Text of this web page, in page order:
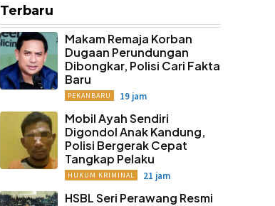
Terbaru
Makam Remaja Korban
Dugaan Perundungan
Dibongkar, Polisi Cari Fakta
Baru
PEKANBARU 19 jam
Mobil Ayah Sendiri
Digondol Anak Kandung,
Polisi Bergerak Cepat
Tangkap Pelaku
HUKUM KRIMINAL 21 jam
HSBL Seri Perawang Resmi